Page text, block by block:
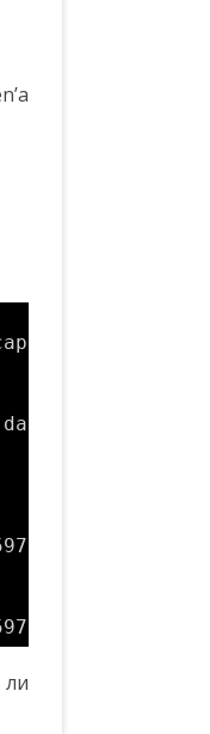
data -g www-